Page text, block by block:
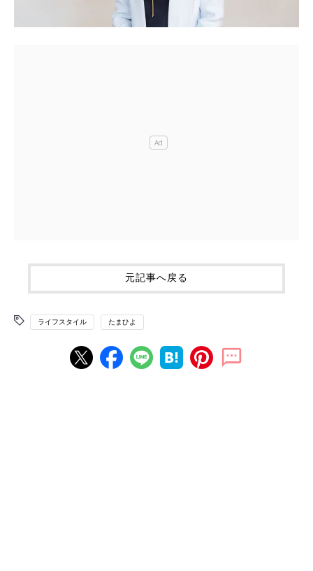
元記事へ戻る
ライフスタイル たまひよ